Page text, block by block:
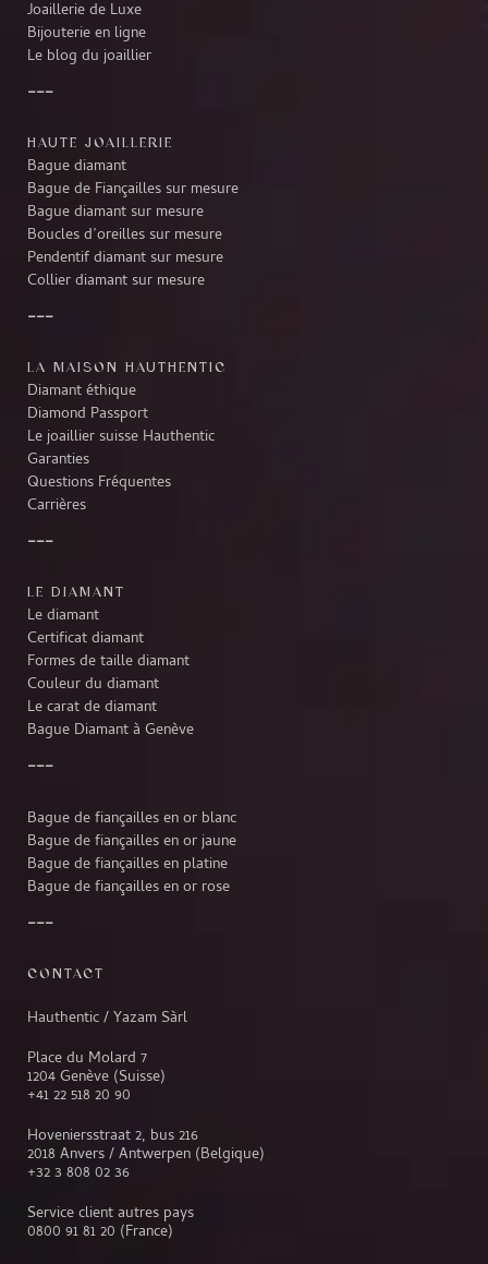
Joaillerie de Luxe
Bijouterie en ligne
Le blog du joaillier
HAUTE JOAILLERIE
Bague diamant
Bague de Fiançailles sur mesure
Bague diamant sur mesure
Boucles d’oreilles sur mesure
Pendentif diamant sur mesure
Collier diamant sur mesure
LA MAISON HAUTHENTIC
Diamant éthique
Diamond Passport
Le joaillier suisse Hauthentic
Garanties
Questions Fréquentes
Carrières
LE DIAMANT
Le diamant
Certificat diamant
Formes de taille diamant
Couleur du diamant
Le carat de diamant
Bague Diamant à Genève
Bague de fiançailles en or blanc
Bague de fiançailles en or jaune
Bague de fiançailles en platine
Bague de fiançailles en or rose
CONTACT
Hauthentic / Yazam Sàrl
Place du Molard 7
1204 Genève (Suisse)
+41 22 518 20 90
Hoveniersstraat 2, bus 216
2018 Anvers / Antwerpen (Belgique)
+32 3 808 02 36
Service client autres pays
0800 91 81 20 (France)